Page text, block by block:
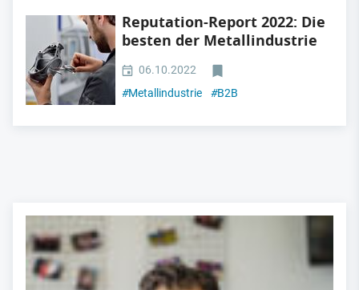
Reputation-Report 2022: Die
besten der Metallindustrie
06.10.2022
#Metallindustrie #B2B